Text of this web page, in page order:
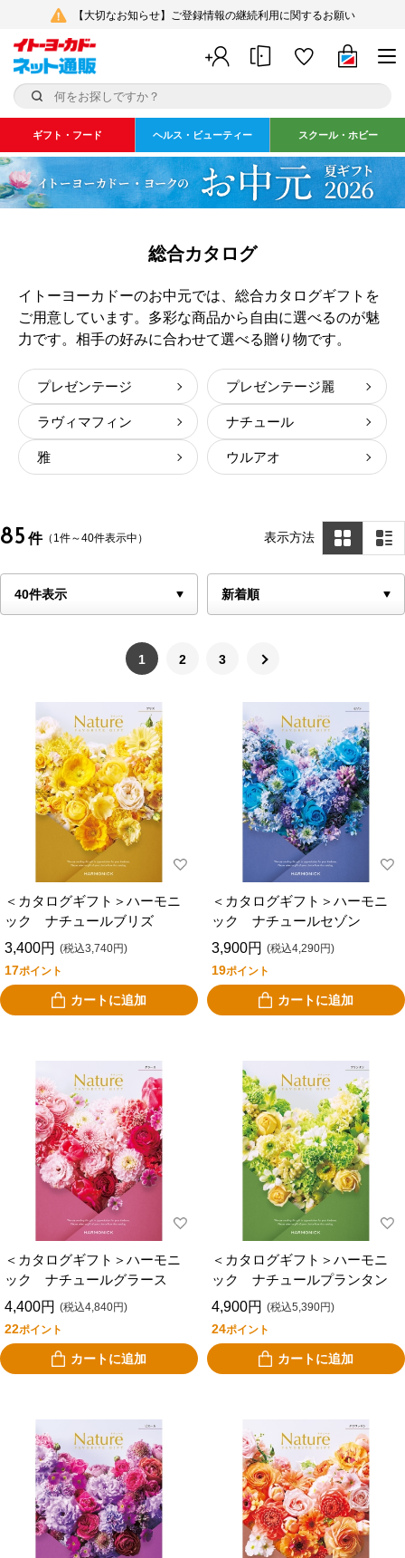
【大切なお知らせ】ご登録情報の継続利用に関するお願い
ギフト・フード ヘルス・ビューティー スクール・ホビー
総合カタログ
イトーヨーカドーのお中元では、総合カタログギフトを
ご用意しています。多彩な商品から自由に選べるのが魅
力です。相手の好みに合わせて選べる贈り物です。
プレゼンテージ プレゼンテージ麗
ラヴィマフィン ナチュール
雅 ウルアオ
85 件（1件～40件表示中） 表示方法
1 2 3
＜カタログギフト＞ハーモニ
ック ナチュールブリズ
3,400円 (税込3,740円)
17ポイント
カートに追加
＜カタログギフト＞ハーモニ
ック ナチュールセゾン
3,900円 (税込4,290円)
19ポイント
カートに追加
＜カタログギフト＞ハーモニ
ック ナチュールグラース
4,400円 (税込4,840円)
22ポイント
カートに追加
＜カタログギフト＞ハーモニ
ック ナチュールプランタン
4,900円 (税込5,390円)
24ポイント
カートに追加